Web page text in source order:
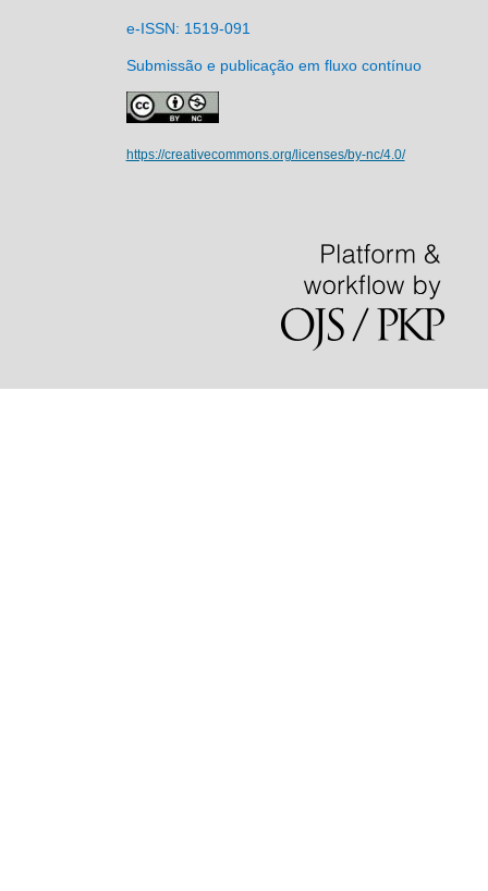
e-ISSN: 1519-091
Submissão e publicação em fluxo contínuo
https://creativecommons.org/licenses/by-nc/4.0/